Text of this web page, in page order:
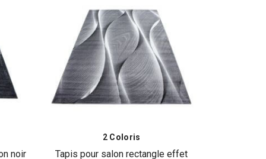
noir
2 Coloris
Tapis pour salon rectangle effet